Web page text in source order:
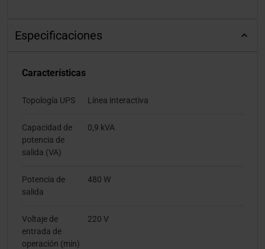
Especificaciones
Características
Topología UPS Línea interactiva
Capacidad de
potencia de
salida (VA)
0,9 kVA
Potencia de
salida
480 W
Voltaje de
entrada de
operación (min)
220 V